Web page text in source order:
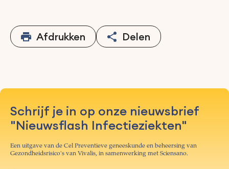
Afdrukken Delen
Schrijf je in op onze nieuwsbrief
"Nieuwsflash Infectieziekten"
Een uitgave van de Cel Preventieve geneeskunde en beheersing van
Gezondheidsrisico's van Vivalis, in samenwerking met Sciensano.